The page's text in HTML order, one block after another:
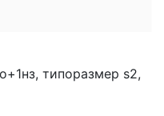
типоразмер s2,